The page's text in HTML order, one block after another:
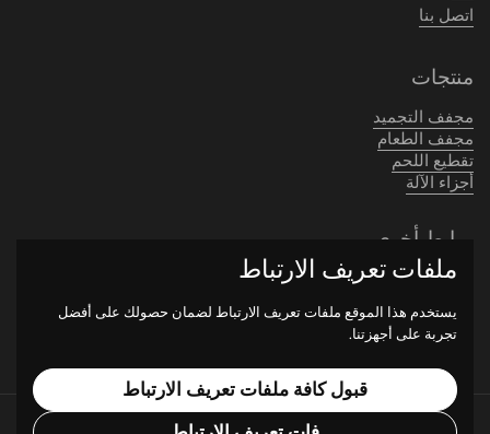
اتصل بنا
منتجات
مجفف التجميد
مجفف الطعام
تقطيع اللحم
أجزاء الآلة
روابط أخرى
يبحث
شروط الخدمة
سياسة الاسترداد
حقوق النشر © 2026 Dalle Freeze dryer مدعوم من Shopify
ملفات تعريف الارتباط
يستخدم هذا الموقع ملفات تعريف الارتباط لضمان حصولك على أفضل
تجربة على أجهزتنا.
قبول كافة ملفات تعريف الارتباط